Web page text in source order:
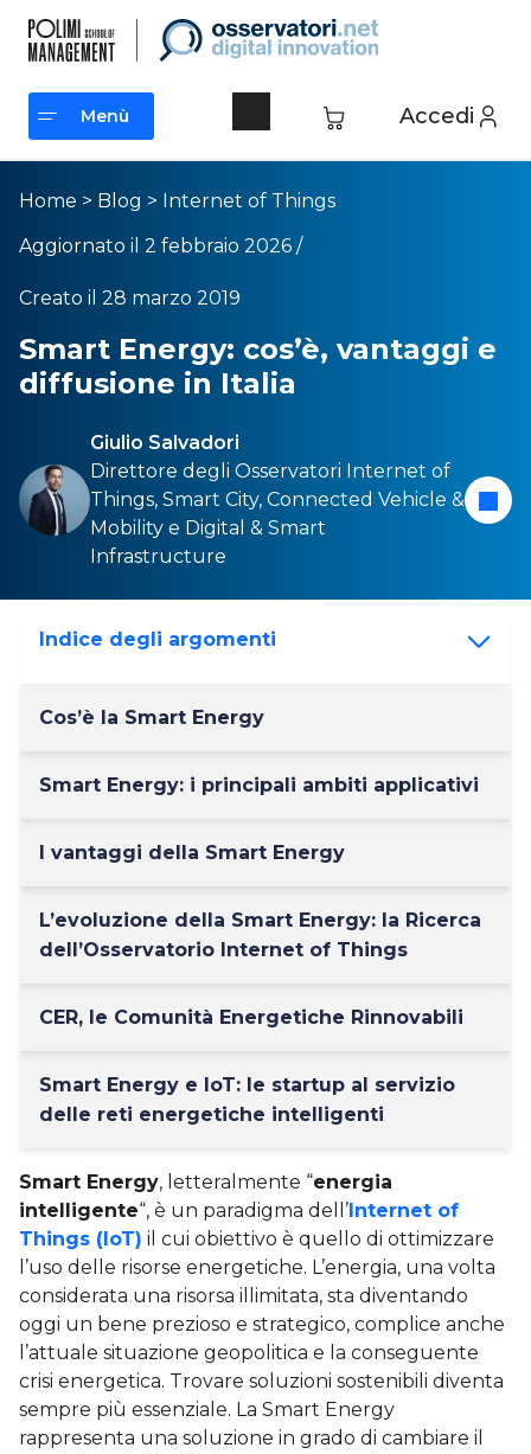
Accedi
Menù
Menù
Home > Blog > Internet of Things
Aggiornato il 2 febbraio 2026 /
Creato il 28 marzo 2019
Smart Energy: cos’è, vantaggi e
diffusione in Italia
Giulio Salvadori
Direttore degli Osservatori Internet of
Things, Smart City, Connected Vehicle &
Mobility e Digital & Smart
Infrastructure
Indice degli argomenti
Cos’è la Smart Energy
Smart Energy: i principali ambiti applicativi
I vantaggi della Smart Energy
L’evoluzione della Smart Energy: la Ricerca
dell’Osservatorio Internet of Things
CER, le Comunità Energetiche Rinnovabili
Smart Energy e IoT: le startup al servizio
delle reti energetiche intelligenti
Smart Energy, letteralmente “energia
intelligente“, è un paradigma dell’Internet of
Things (IoT) il cui obiettivo è quello di ottimizzare
l’uso delle risorse energetiche. L’energia, una volta
considerata una risorsa illimitata, sta diventando
oggi un bene prezioso e strategico, complice anche
l’attuale situazione geopolitica e la conseguente
crisi energetica. Trovare soluzioni sostenibili diventa
sempre più essenziale. La Smart Energy
rappresenta una soluzione in grado di cambiare il